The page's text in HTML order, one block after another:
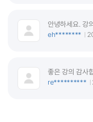
안녕하세요. 강
eh********
좋은 강의 감사
re**********